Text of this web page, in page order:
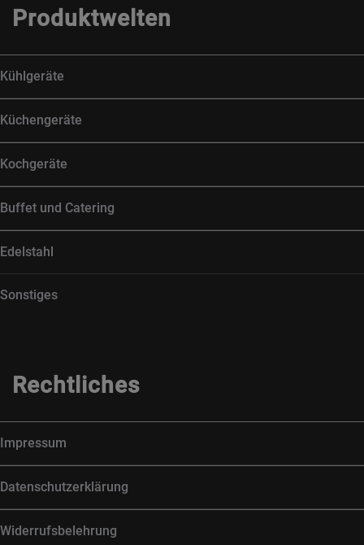
Produktwelten
Kühlgeräte
Küchengeräte
Kochgeräte
Buffet und Catering
Edelstahl
Sonstiges
Rechtliches
Impressum
Datenschutzerklärung
Widerrufsbelehrung